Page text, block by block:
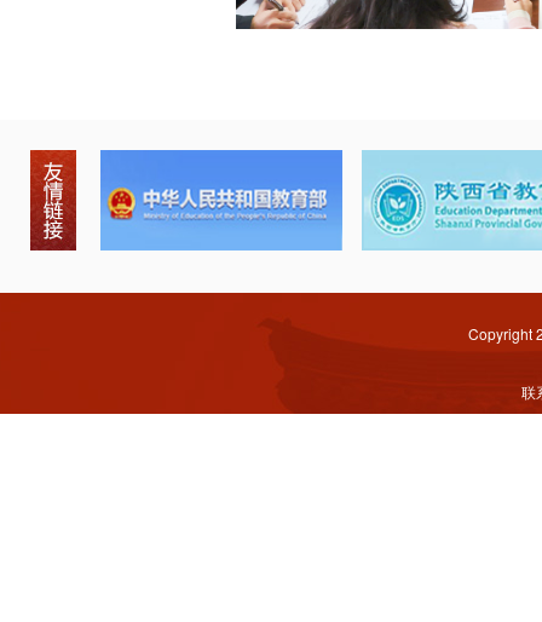
Copyright
联